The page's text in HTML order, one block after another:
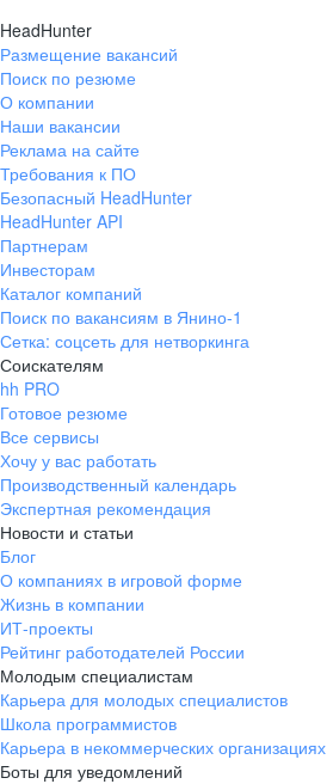
HeadHunter
Размещение вакансий
Поиск по резюме
О компании
Наши вакансии
Реклама на сайте
Требования к ПО
Безопасный HeadHunter
HeadHunter API
Партнерам
Инвесторам
Каталог компаний
Поиск по вакансиям в Янино-1
Сетка: соцсеть для нетворкинга
Соискателям
hh PRO
Готовое резюме
Все сервисы
Хочу у вас работать
Производственный календарь
Экспертная рекомендация
Новости и статьи
Блог
О компаниях в игровой форме
Жизнь в компании
ИТ-проекты
Рейтинг работодателей России
Молодым специалистам
Карьера для молодых специалистов
Школа программистов
Карьера в некоммерческих организациях
Боты для уведомлений